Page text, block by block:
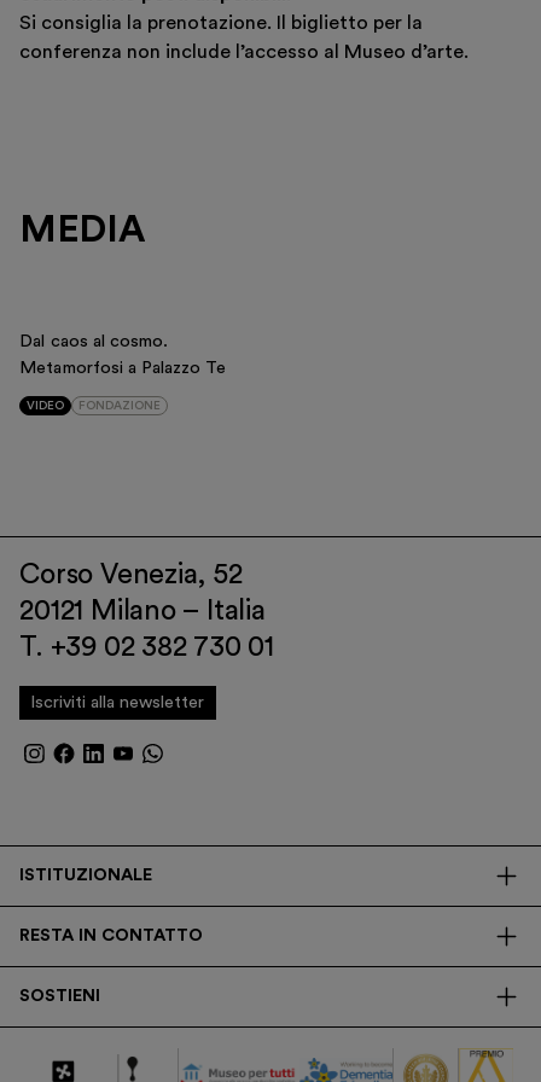
Si consiglia la prenotazione. Il biglietto per la
conferenza non include l’accesso al Museo d’arte.
MEDIA
Dal caos al cosmo.
Metamorfosi a Palazzo Te
VIDEO FONDAZIONE
Corso Venezia, 52
20121 Milano – Italia
T. +39 02 382 730 01
Iscriviti alla newsletter
ISTITUZIONALE
Trasparenza
Ricerca
RESTA IN CONTATTO
SOSTIENI
Corporate